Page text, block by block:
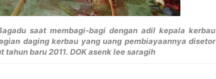
saat membagi-bagi dengan adil kepala kerbau
daging kerbau yang uang pembiayaannya disetor
baru 2011. DOK asenk lee saragih